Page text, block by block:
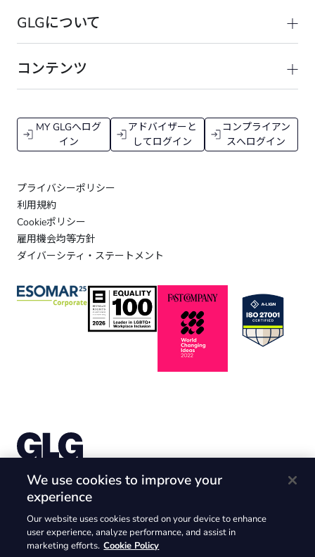
GLGについて
コンテンツ
MY GLGへログ
イン
アドバイザーと
してログイン
コンプライアン
スへログイン
プライバシーポリシー
利用規約
Cookieポリシー
雇用機会均等方針
ダイバーシティ・ステートメント
グループ）
〒105-6226 東京都港区愛宕2-5-1 愛宕グリーンヒルズ
MORIタワー26F
@2025. GLG and the GLG logos are trademarks of Gerson Lehrman
Group.Inc. @2025 Gerson Lehrman Group.Inc. All rights reserved.
We use cookies to improve your
experience
Our website uses cookies stored on your device to enhance
user experience, analyze performance, and assist in
marketing efforts. Cookie Policy